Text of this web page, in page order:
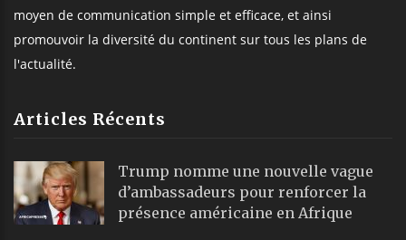
moyen de communication simple et efficace, et ainsi
promouvoir la diversité du continent sur tous les plans de
l'actualité.
Articles Récents
Trump nomme une nouvelle vague
d’ambassadeurs pour renforcer la
présence américaine en Afrique